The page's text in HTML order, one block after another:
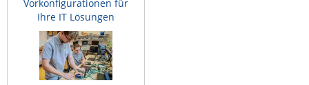
Vorkonfigurationen für
Ihre IT Lösungen